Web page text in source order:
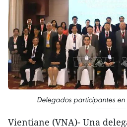
Delegados participantes
Vientiane (VNA)- Una